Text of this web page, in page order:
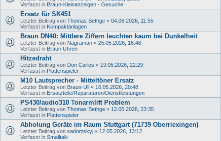
Verfasst in Braun-Kleinanzeigen - Gesuche
Ersatz für SK451
Letzter Beitrag von Thomas Bethge « 04.06.2026, 11:55
Verfasst in Kompaktanlagen
Braun DN40: Mittlere Ziffern leuchten kaum bei Dunkelheit
Letzter Beitrag von Nagraman « 25.05.2026, 16:48
Verfasst in Braun Uhren
Hitzedraht
Letzter Beitrag von Don Carlos « 19.05.2026, 22:29
Verfasst in Plattenspieler
M10 Lautsprecher - Mitteltöner Ersatz
Letzter Beitrag von Braun-Uli « 16.05.2026, 20:48
Verfasst in Ersatzteile/Reparaturen/Dienstleistungen
PS430/audio310 Tonarmlift Problem
Letzter Beitrag von Thomas Bethge « 12.05.2026, 23:35
Verfasst in Plattenspieler
Abholung Geräte im Raum Stuttgart (71739 Oberriexingen)
Letzter Beitrag von sadomskyj « 12.05.2026, 13:12
Verfasst in Smalltalk